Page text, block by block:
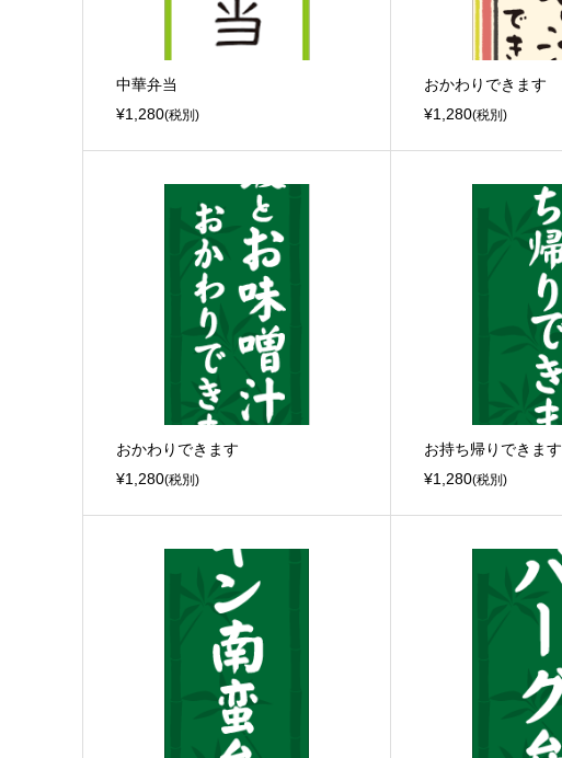
中華弁当
¥1,280(税別)
おかわりできます
¥1,280(税別)
おかわりできます
¥1,280(税別)
お持ち帰りできます
¥1,280(税別)